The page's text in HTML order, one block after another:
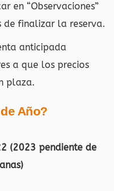
en “Observaciones”
de finalizar la reserva.
anticipada
a que los precios
plaza.
Año?
(2023 pendiente de